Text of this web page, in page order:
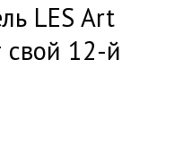
LES Art
свой 12-й